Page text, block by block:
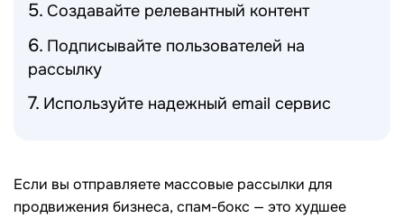
Создавайте релевантный контент
Подписывайте пользователей на
рассылку
Используйте надежный email сервис
Если вы отправляете массовые рассылки для
продвижения бизнеса, спам-бокс — это худшее